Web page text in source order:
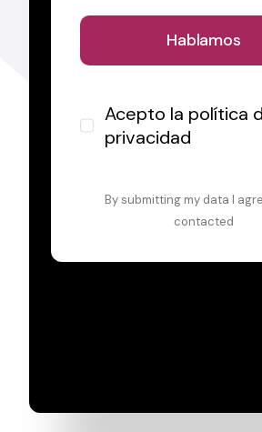
Hablamos
Acepto la política
privacidad
By submitting my data I
contacted